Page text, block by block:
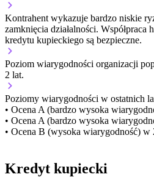
Kontrahent wykazuje bardzo niskie
zamknięcia działalności. Współpraca
kredytu kupieckiego są bezpieczne.
Poziom wiarygodności organizacji
2 lat.
Poziomy wiarygodności w ostatnich
• Ocena A (bardzo wysoka
• Ocena A (bardzo wysoka
• Ocena B (wysoka wiarygodność) w
Kredyt kupiecki